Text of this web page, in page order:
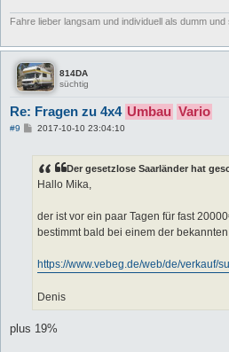
Fahre lieber langsam und individuell als dumm und
814DA
süchtig
Re: Fragen zu 4x4 Umbau Vario
#9
B
a
g
2017-10-10 23:04:10
Der gesetzlose Saarländer hat
Hallo Mika,
der ist vor ein paar Tagen für fast
bestimmt bald bei einem der
https://www.vebeg.de/web/de/verkauf/
Denis
plus 19%